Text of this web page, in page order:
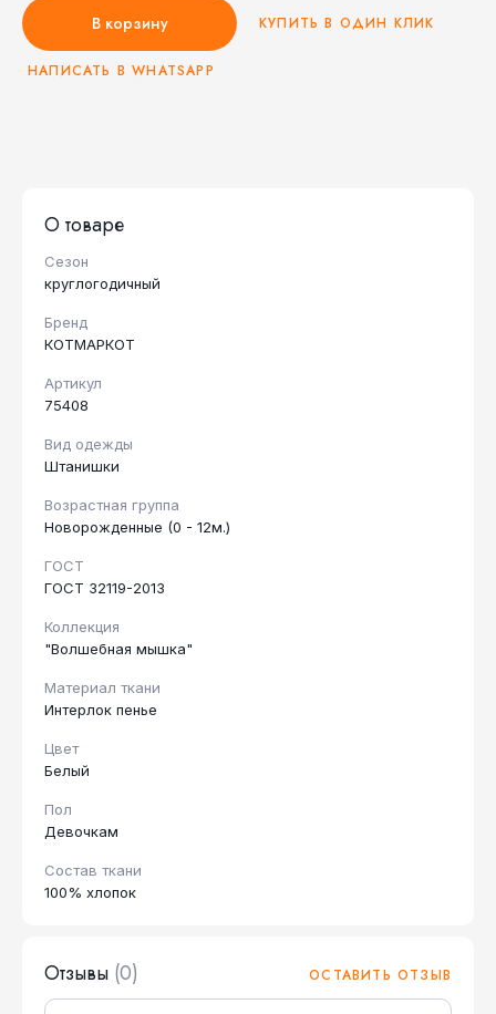
В корзину КУПИТЬ В ОДИН КЛИК
НАПИСАТЬ В WHATSAPP
О товаре
Сезон
круглогодичный
Бренд
КОТМАРКОТ
Артикул
75408
Вид одежды
Штанишки
Возрастная группа
Новорожденные (0 - 12м.)
ГОСТ
ГОСТ 32119-2013
Коллекция
"Волшебная мышка"
Материал ткани
Интерлок пенье
Цвет
Белый
Пол
Девочкам
Состав ткани
100% хлопок
Отзывы (0) ОСТАВИТЬ ОТЗЫВ